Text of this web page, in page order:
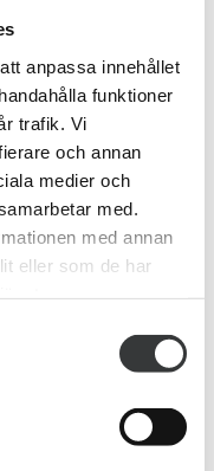
anpassa innehållet
funktioner
trafik. Vi
och annan
medier och
med.
med annan
eller som de har